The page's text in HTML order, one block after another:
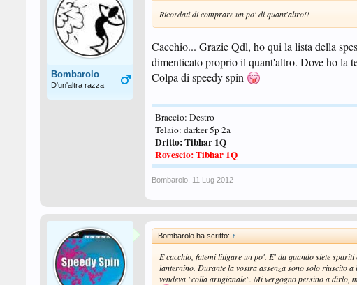
Bombarolo
D'un'altra razza
Ricordati di comprare un po' di quant'altro!!
Cacchio... Grazie Qdl, ho qui la lista della
dimenticato proprio il quant'altro. Dove ho la
Colpa di speedy spin
Braccio: Destro
Telaio: darker 5p 2a
Dritto: Tibhar 1Q
Rovescio: Tibhar 1Q
Bombarolo 11 Lug 2012
Bombarolo ha scritto: ↑
E cacchio, fatemi litigare un po'. E' da quando siete
lanternino. Durante la vostra assenza sono solo riuscito
vendeva "colla artigianale". Mi vergogno persino a dirlo,